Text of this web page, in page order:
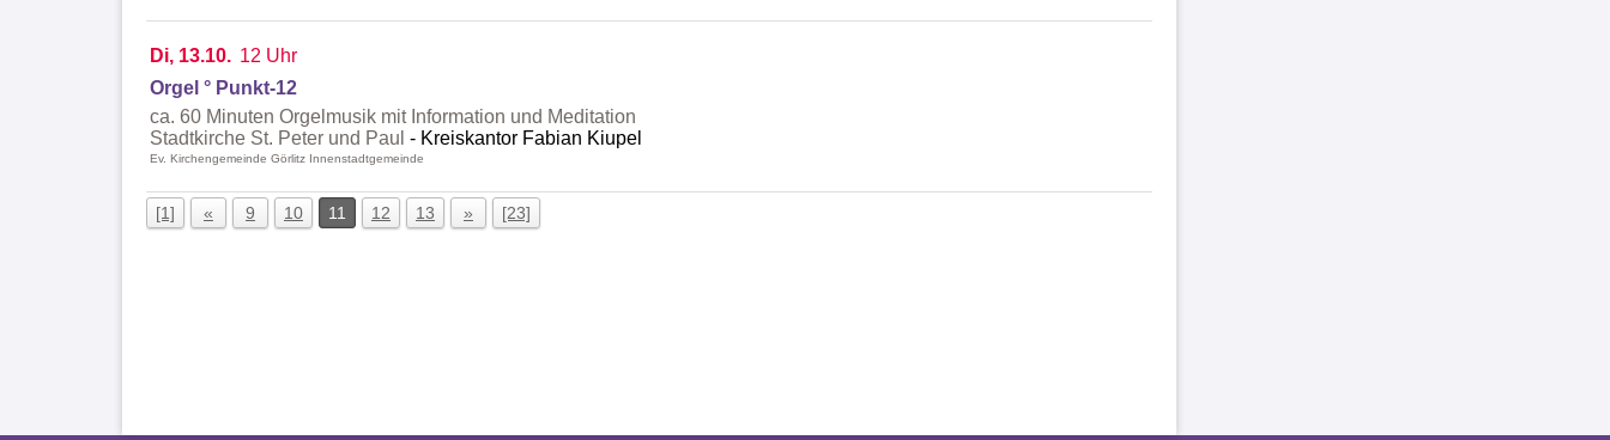
Di, 13.10. 12 Uhr
Orgel ° Punkt-12
ca. 60 Minuten Orgelmusik mit Information und Meditation
Stadtkirche St. Peter und Paul
Kreiskantor Fabian Kiupel
Ev. Kirchengemeinde Görlitz Innenstadtgemeinde
[1] « 9 10 11 12 13 » [23]